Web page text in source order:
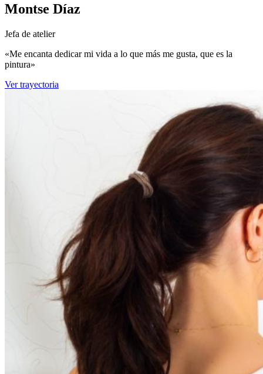
Montse Díaz
Jefa de atelier
«Me encanta dedicar mi vida a lo que más me gusta, que es la
pintura»
Ver trayectoria